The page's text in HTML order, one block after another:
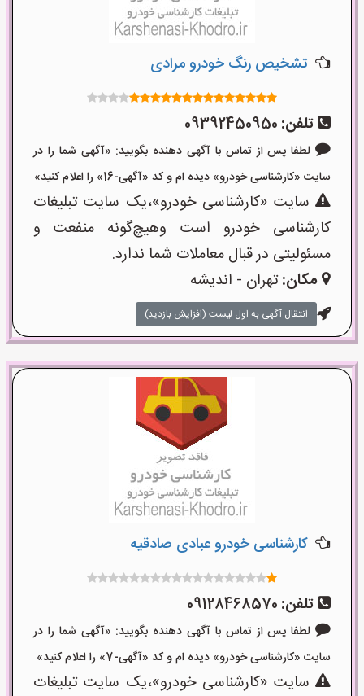
تشخیص رنگ خودرو مرادی
تلفن: 09392450950
لطفا پس از تماس با آگهی دهنده بگویید: «آگهی شما را در
سایت «کارشناسی خودرو» دیده ام و کد «آگهی-16» را اعلام کنید»
سایت «کارشناسی خودرو»،یک سایت تبلیغات
کارشناسی خودرو است وهیچ‌گونه منفعت و
مسئولیتی در قبال معاملات شما ندارد.
مکان:تهران - اندیشه
انتقال آگهی به اول لیست (افزایش بازدید)
کارشناسی خودرو عبادی صادقیه
تلفن: 09128468570
لطفا پس از تماس با آگهی دهنده بگویید: «آگهی شما را در
سایت «کارشناسی خودرو» دیده ام و کد «آگهی-7» را اعلام کنید»
سایت «کارشناسی خودرو»،یک سایت تبلیغات